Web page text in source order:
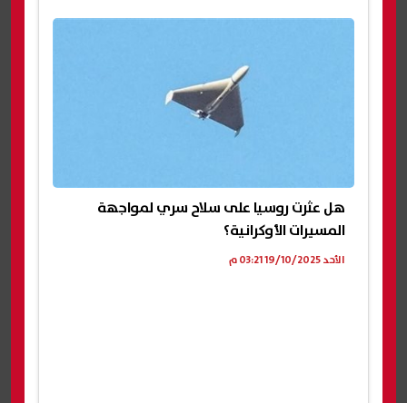
هل عثرت روسيا على سلاح سري لمواجهة
المسيرات الأوكرانية؟
الأحد 19/10/2025 03:21 م